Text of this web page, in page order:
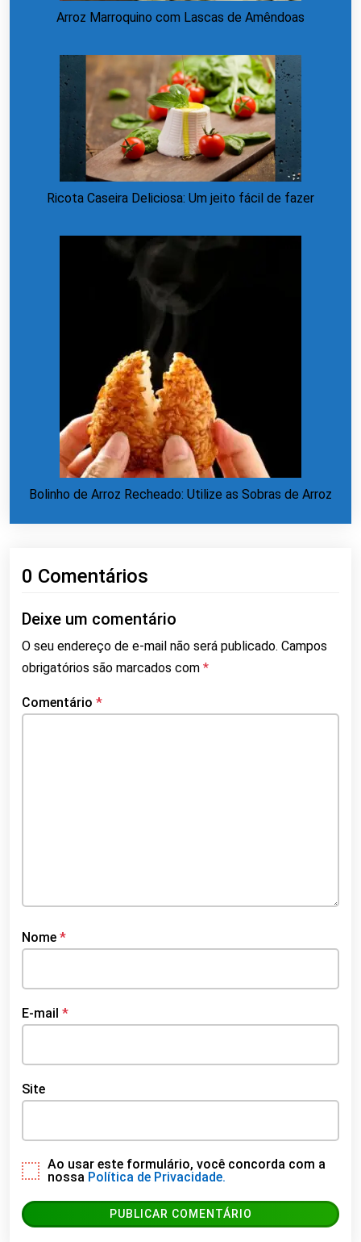
Arroz Marroquino com Lascas de Amêndoas
Ricota Caseira Deliciosa: Um jeito fácil de fazer
Bolinho de Arroz Recheado: Utilize as Sobras de Arroz
0 Comentários
Deixe um comentário
O seu endereço de e-mail não será publicado. Campos
obrigatórios são marcados com *
Comentário *
Nome *
E-mail *
Site
Ao usar este formulário, você concorda com a
nossa Política de Privacidade.